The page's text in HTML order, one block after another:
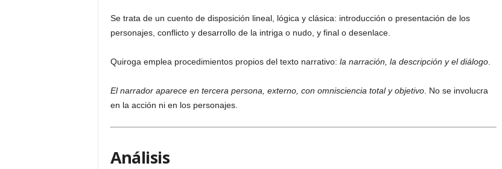
Se trata de un cuento de disposición lineal, lógica y clásica: introducción o presentación de los
personajes, conflicto y desarrollo de la intriga o nudo, y final o desenlace.
Quiroga emplea procedimientos propios del texto narrativo: la narración, la descripción y el diálogo.
El narrador aparece en tercera persona, externo, con omnisciencia total y objetivo. No se involucra
en la acción ni en los personajes.
Análisis